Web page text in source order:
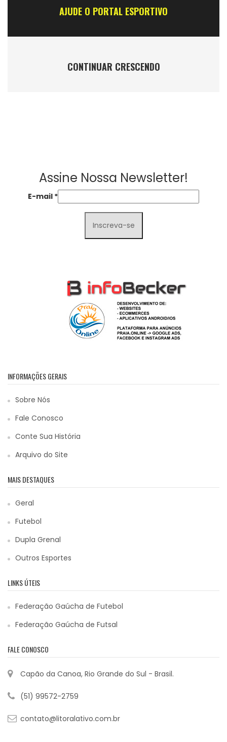
AJUDE O PORTAL ESPORTIVO
CONTINUAR CRESCENDO
Assine Nossa Newsletter!
E-mail *
INFORMAÇÕES GERAIS
Sobre Nós
Fale Conosco
Conte Sua História
Arquivo do Site
MAIS DESTAQUES
Geral
Futebol
Dupla Grenal
Outros Esportes
LINKS ÚTEIS
Federação Gaúcha de Futebol
Federação Gaúcha de Futsal
FALE CONOSCO
Capão da Canoa, Rio Grande do Sul - Brasil.
(51) 99572-2759
contato@litoralativo.com.br